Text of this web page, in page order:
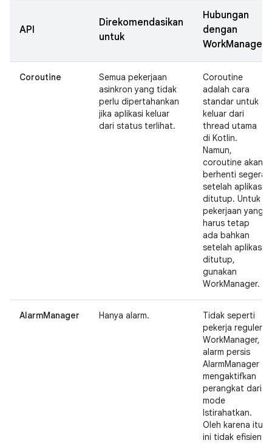
API
Direkomendasikan
untuk
Hubungan
dengan
WorkManager
Coroutine
Semua pekerjaan
asinkron yang tidak
perlu dipertahankan
jika aplikasi keluar
dari status terlihat.
Coroutine
adalah cara
standar untuk
keluar dari
thread utama
di Kotlin.
Namun,
coroutine akan
berhenti segera
setelah aplikasi
ditutup. Untuk
pekerjaan yang
harus tetap
ada bahkan
setelah aplikasi
ditutup,
gunakan
WorkManager.
AlarmManager Hanya alarm.
Tidak seperti
pekerja reguler
WorkManager,
alarm persis
AlarmManager
mengaktifkan
perangkat dari
mode
Istirahatkan.
Oleh karena itu,
ini tidak efisien